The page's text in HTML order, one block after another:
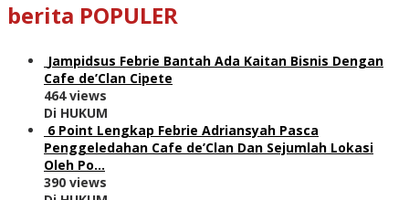
berita POPULER
Jampidsus Febrie Bantah Ada Kaitan Bisnis Dengan
Cafe de’Clan Cipete
464 views
Di HUKUM
6 Point Lengkap Febrie Adriansyah Pasca
Penggeledahan Cafe de’Clan Dan Sejumlah Lokasi
Oleh Po…
390 views